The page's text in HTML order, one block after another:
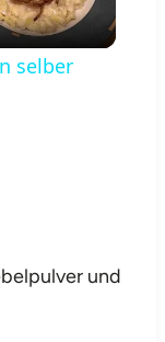
selber
und